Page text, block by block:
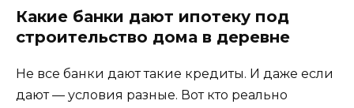
Какие банки дают ипотеку под
строительство дома в деревне
Не все банки дают такие кредиты. И даже если
дают — условия разные. Вот кто реально